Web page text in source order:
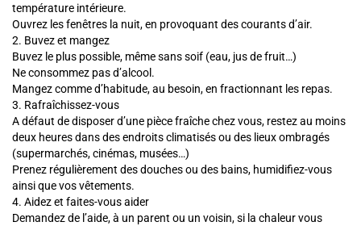
température intérieure.
Ouvrez les fenêtres la nuit, en provoquant des courants d’air.
2. Buvez et mangez
Buvez le plus possible, même sans soif (eau, jus de fruit…)
Ne consommez pas d’alcool.
Mangez comme d’habitude, au besoin, en fractionnant les repas.
3. Rafraîchissez-vous
A défaut de disposer d’une pièce fraîche chez vous, restez au moins
deux heures dans des endroits climatisés ou des lieux ombragés
(supermarchés, cinémas, musées…)
Prenez régulièrement des douches ou des bains, humidifiez-vous
ainsi que vos vêtements.
4. Aidez et faites-vous aider
Demandez de l’aide, à un parent ou un voisin, si la chaleur vous